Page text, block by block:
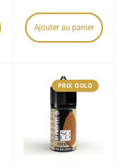
Ajouter au panier
PRIX GOLD